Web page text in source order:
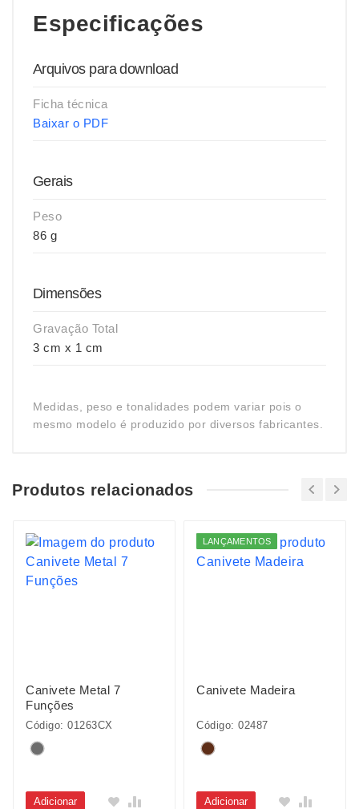
Especificações
Arquivos para download
Ficha técnica
Baixar o PDF
Gerais
Peso
86 g
Dimensões
Gravação Total
3 cm x 1 cm
Medidas, peso e tonalidades podem variar pois o
mesmo modelo é produzido por diversos fabricantes.
Produtos relacionados
Canivete Metal 7
Funções
Código: 01263CX
Adicionar
LANÇAMENTOS
Canivete Madeira
Código: 02487
Adicionar